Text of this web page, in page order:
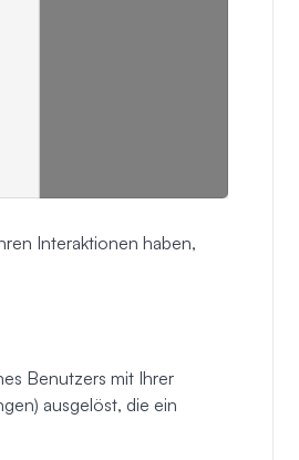
Interaktionen haben,
Benutzers mit Ihrer
ausgelöst, die ein